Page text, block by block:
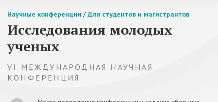
Научные конференции /Для студентов и магистрантов
Исследования молодых
ученых
VI МЕЖДУНАРОДНАЯ НАУЧНАЯ
КОНФЕРЕНЦИЯ